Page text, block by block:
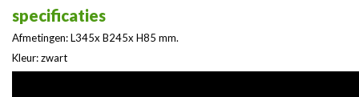
specificaties
Afmetingen: L345x B245x H85 mm.
Kleur: zwart